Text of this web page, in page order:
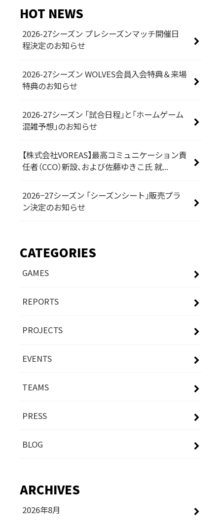
HOT NEWS
2026-27シーズン プレシーズンマッチ開催日
程決定のお知らせ
2026-27シーズン WOLVES会員入会特典＆来場
特典のお知らせ
2026-27シーズン 「試合日程」と「ホームゲーム
混雑予想」のお知らせ
【株式会社VOREAS】最高コミュニケーション責
任者（CCO）新設、および佐藤ゆきこ氏 就...
2026−27シーズン 「シーズンシート」販売プラ
ン決定のお知らせ
CATEGORIES
GAMES
REPORTS
PROJECTS
EVENTS
TEAMS
PRESS
BLOG
ARCHIVES
2026年8月